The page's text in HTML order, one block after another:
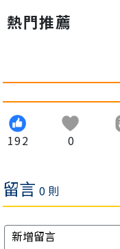
熱門推薦
192 0